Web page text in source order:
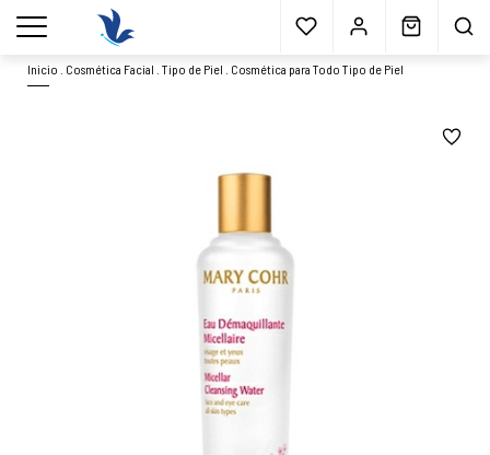
Envío gratisa partir 40€* Muestras gratis Blog
menu
Inicio Cosmética Facial .Tipo de Piel Cosmética para Todo Tipo de Piel